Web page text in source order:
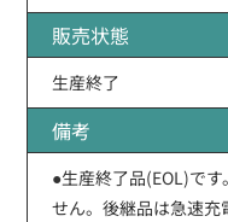
販売状態
生産終了
備考
●生産終了品(EOL)で
せん。後継品は急速充